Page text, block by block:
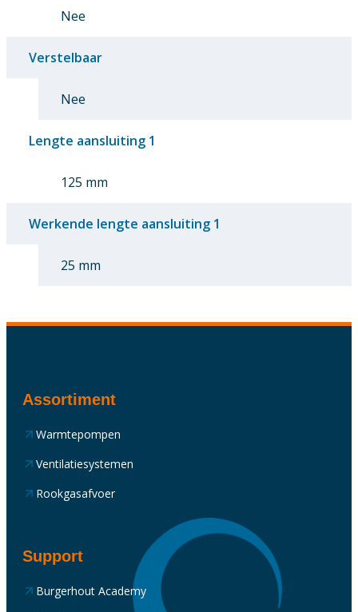
Nee
Verstelbaar
Nee
Lengte aansluiting 1
125 mm
Werkende lengte aansluiting 1
25 mm
Assortiment
Warmtepompen
Ventilatiesystemen
Rookgasafvoer
Support
Burgerhout Academy